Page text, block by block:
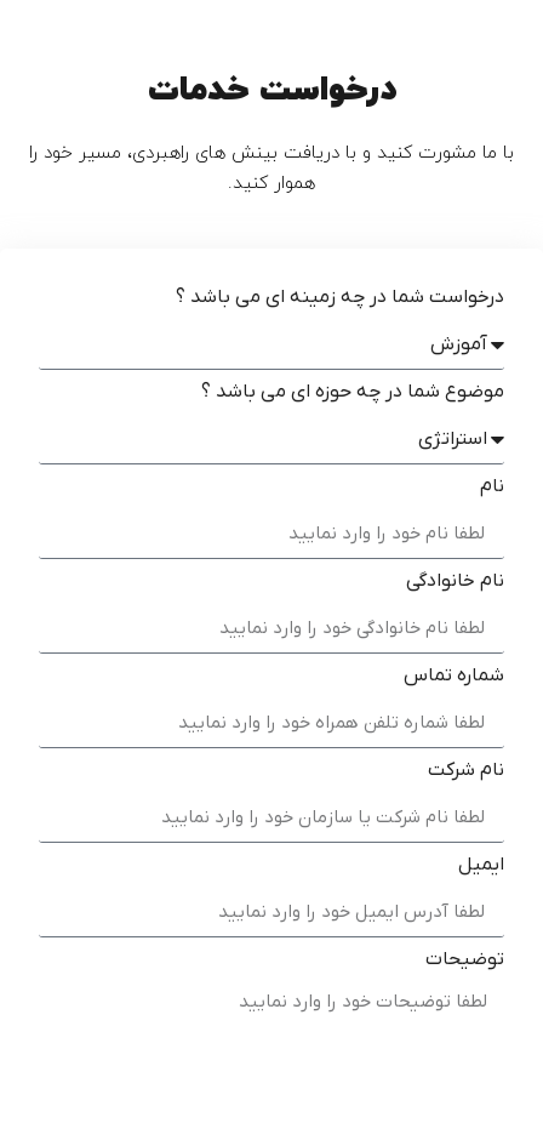
درخواست خدمات
با ما مشورت کنید و با دریافت بینش های راهبردی، مسیر خود را
هموار کنید.
درخواست شما در چه زمینه ای می باشد ؟
موضوع شما در چه حوزه ای می باشد ؟
نام
نام خانوادگی
شماره تماس
نام شرکت
ایمیل
توضیحات